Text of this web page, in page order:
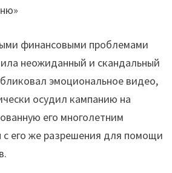
финансовыми проблемами
неожиданный и скандальный
эмоциональное видео,
осудил кампанию на
его многолетним
его же разрешения для помощи